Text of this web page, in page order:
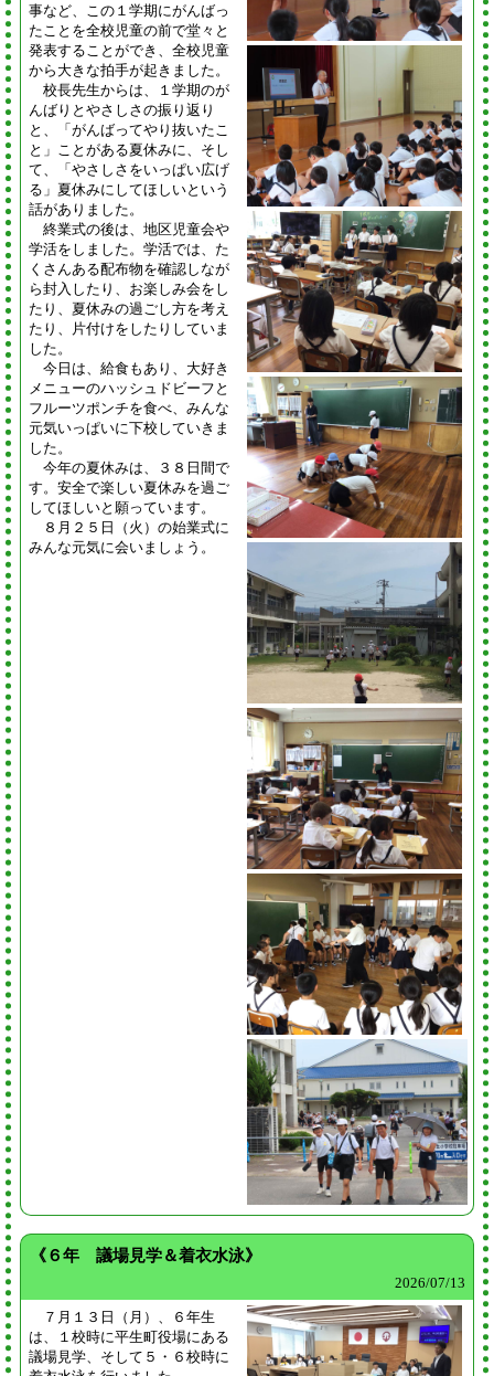
事など、この１学期にがんばっ
たことを全校児童の前で堂々と
発表することができ、全校児童
から大きな拍手が起きました。
校長先生からは、１学期のが
んばりとやさしさの振り返り
と、「がんばってやり抜いたこ
と」ことがある夏休みに、そし
て、「やさしさをいっぱい広げ
る」夏休みにしてほしいという
話がありました。
終業式の後は、地区児童会や
学活をしました。学活では、た
くさんある配布物を確認しなが
ら封入したり、お楽しみ会をし
たり、夏休みの過ごし方を考え
たり、片付けをしたりしていま
した。
今日は、給食もあり、大好き
メニューのハッシュドビーフと
フルーツポンチを食べ、みんな
元気いっぱいに下校していきま
した。
今年の夏休みは、３８日間で
す。安全で楽しい夏休みを過ご
してほしいと願っています。
８月２５日（火）の始業式に
みんな元気に会いましょう。
《６年 議場見学＆着衣水泳》
2026/07/13
７月１３日（月）、６年生
は、１校時に平生町役場にある
議場見学、そして５・６校時に